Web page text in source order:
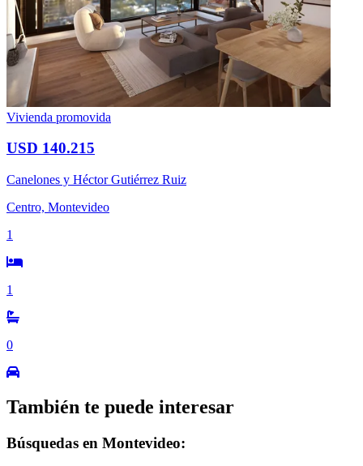
Vivienda promovida
USD 140.215
Canelones y Héctor Gutiérrez Ruiz
Centro, Montevideo
1
1
0
También te puede interesar
Búsquedas en Montevideo: